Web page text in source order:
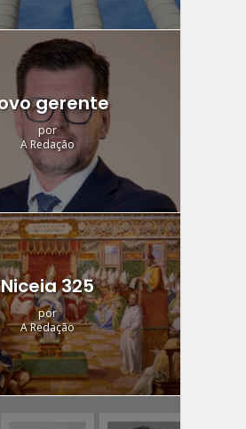
gerente
por
A Redação
Niceia 325
por
A Redação